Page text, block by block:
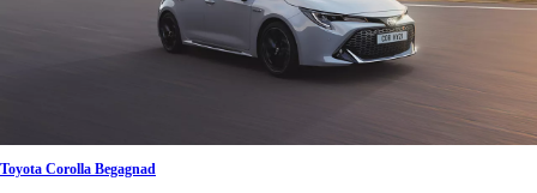
Toyota Corolla Begagnad